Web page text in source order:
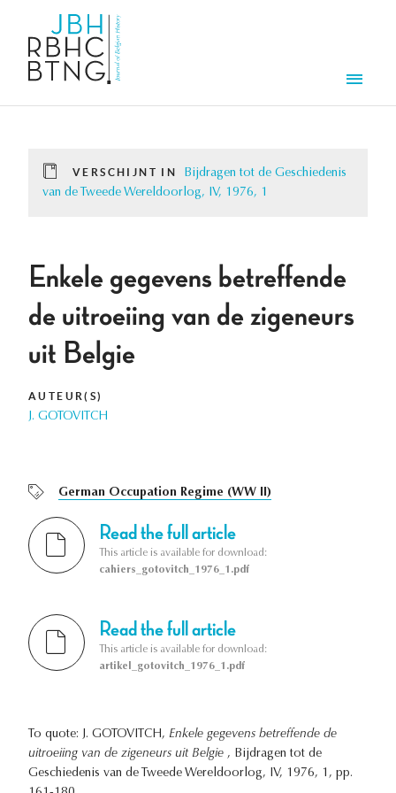
VERSCHIJNT IN
Bijdragen tot de Geschiedenis
van de Tweede Wereldoorlog, IV, 1976, 1
Enkele gegevens betreffende
de uitroeiing van de zigeneurs
uit Belgie
AUTEUR(S)
J. GOTOVITCH
German Occupation Regime (WW II)
Read the full article
This article is available for download:
cahiers_gotovitch_1976_1.pdf
Read the full article
This article is available for download:
artikel_gotovitch_1976_1.pdf
To quote: J. GOTOVITCH, Enkele gegevens betreffende de
uitroeiing van de zigeneurs uit Belgie , Bijdragen tot de
Geschiedenis van de Tweede Wereldoorlog, IV, 1976, 1, pp.